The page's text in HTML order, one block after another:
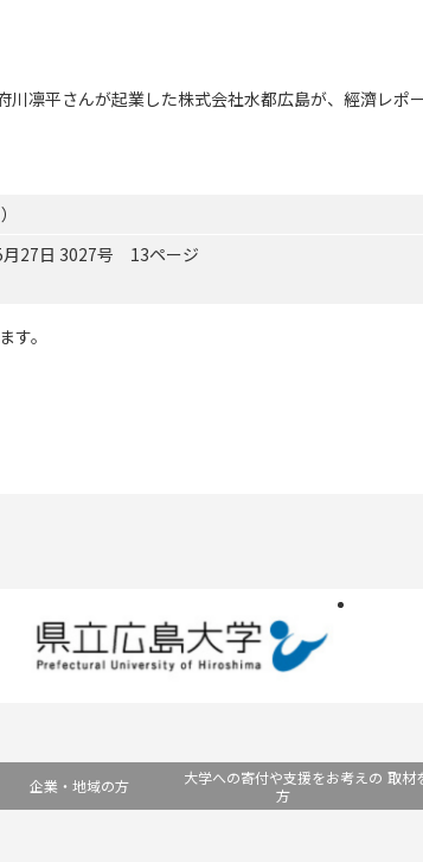
凛平さんが起業した株式会社水都広島が、經濟レポ
27日 3027号 13ページ
。
企業・地域の方
大学への寄付や支援をお考えの
方
取材